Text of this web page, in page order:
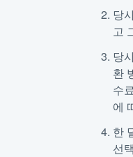
당
고
당
환
수
에
한
선